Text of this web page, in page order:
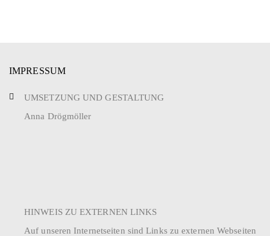
IMPRESSUM
UMSETZUNG UND GESTALTUNG
Anna Drögmöller
HINWEIS ZU EXTERNEN LINKS
Auf unseren Internetseiten sind Links zu externen Webseiten